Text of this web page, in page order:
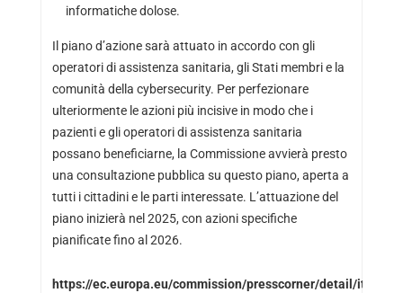
informatiche dolose.
Il piano d’azione sarà attuato in accordo con gli
operatori di assistenza sanitaria, gli Stati membri e la
comunità della cybersecurity. Per perfezionare
ulteriormente le azioni più incisive in modo che i
pazienti e gli operatori di assistenza sanitaria
possano beneficiarne, la Commissione avvierà presto
una consultazione pubblica su questo piano, aperta a
tutti i cittadini e le parti interessate. L’attuazione del
piano inizierà nel 2025, con azioni specifiche
pianificate fino al 2026.
https://ec.europa.eu/commission/presscorner/detail/it/